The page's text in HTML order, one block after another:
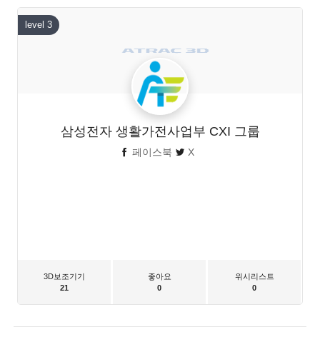
level 3
삼성전자 생활가전사업부 CXI 그룹
페이스북 X
3D보조기기
21
좋아요
0
위시리스트
0